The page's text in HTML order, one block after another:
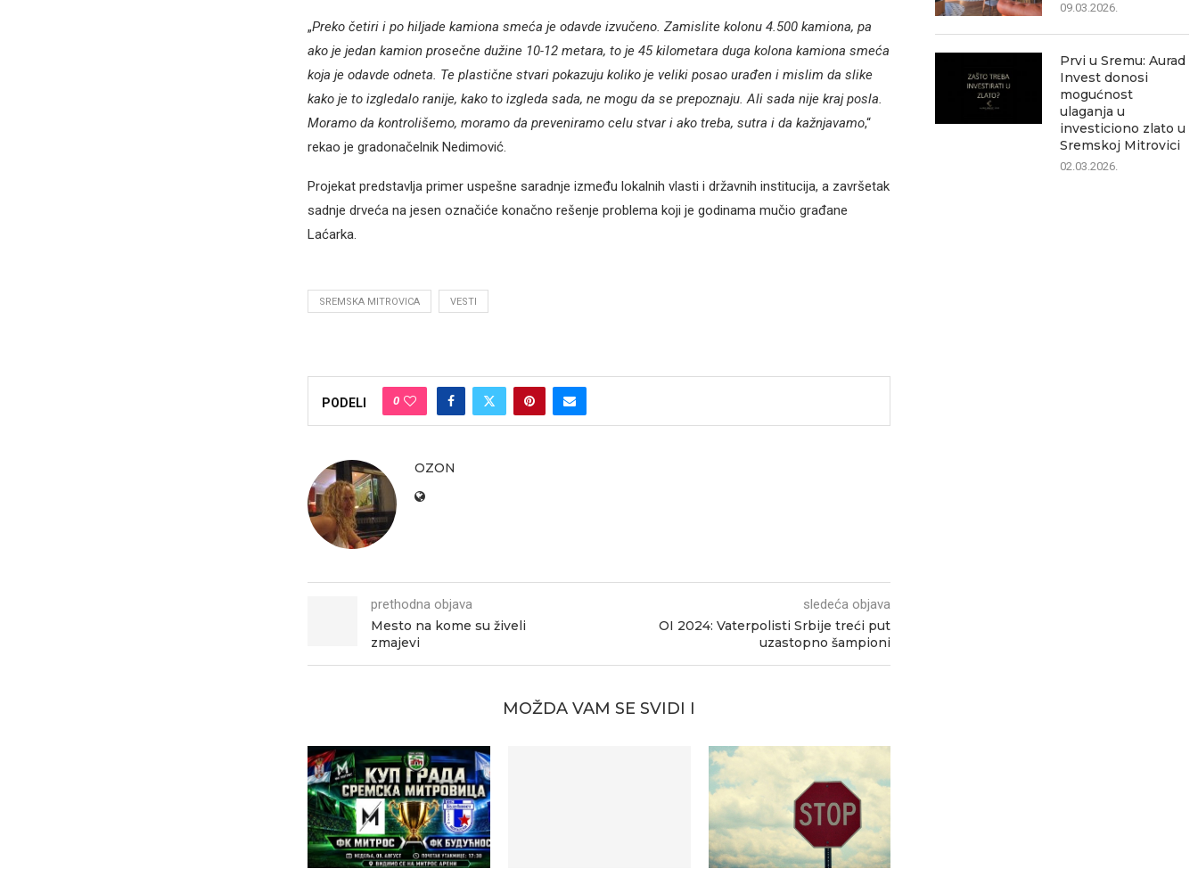
„Preko četiri i po hiljade kamiona smeća je odavde izvučeno. Zamislite kolonu 4.500 kamiona, pa
ako je jedan kamion prosečne dužine 10-12 metara, to je 45 kilometara duga kolona kamiona smeća
koja je odavde odneta. Te plastične stvari pokazuju koliko je veliki posao urađen i mislim da slike
kako je to izgledalo ranije, kako to izgleda sada, ne mogu da se prepoznaju. Ali sada nije kraj posla.
Moramo da kontrolišemo, moramo da preveniramo celu stvar i ako treba, sutra i da kažnjavamo,“
rekao je gradonačelnik Nedimović.
Projekat predstavlja primer uspešne saradnje između lokalnih vlasti i državnih institucija, a završetak
sadnje drveća na jesen označiće konačno rešenje problema koji je godinama mučio građane
Laćarka.
SREMSKA MITROVICA VESTI
PODELI 0
OZON
prethodna objava
Mesto na kome su živeli
zmajevi
sledeća objava
OI 2024: Vaterpolisti Srbije treći put
uzastopno šampioni
MOŽDA VAM SE SVIDI I
09.03.2026.
Prvi u Sremu: Aurad
Invest donosi
mogućnost
ulaganja u
investiciono zlato u
Sremskoj Mitrovici
02.03.2026.